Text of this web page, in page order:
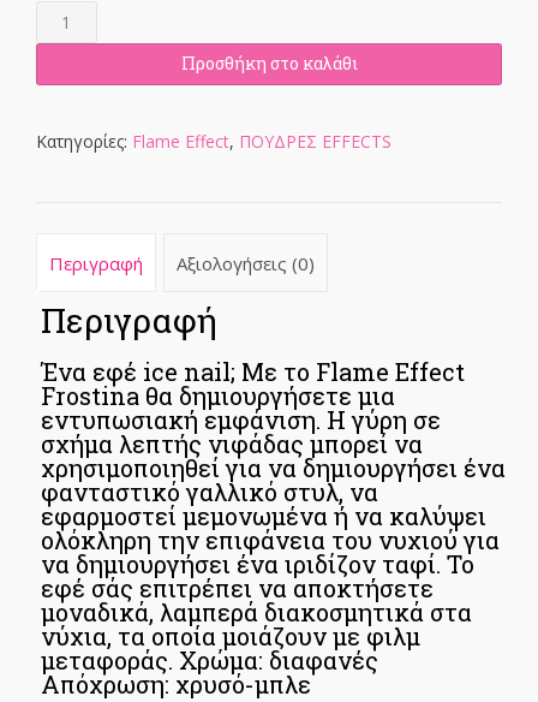
FLAME
EFFECT
0,3G
Προσθήκη στο καλάθι
Κατηγορίες: Flame Effect, ΠΟΥΔΡΕΣ EFFECTS
Περιγραφή Αξιολογήσεις (0)
Περιγραφή
Ένα εφέ ice nail; Με το Flame Effect
Frostina θα δημιουργήσετε μια
εντυπωσιακή εμφάνιση. Η γύρη σε
σχήμα λεπτής νιφάδας μπορεί να
χρησιμοποιηθεί για να δημιουργήσει ένα
φανταστικό γαλλικό στυλ, να
εφαρμοστεί μεμονωμένα ή να καλύψει
ολόκληρη την επιφάνεια του νυχιού για
να δημιουργήσει ένα ιριδίζον ταφί. Το
εφέ σάς επιτρέπει να αποκτήσετε
μοναδικά, λαμπερά διακοσμητικά στα
νύχια, τα οποία μοιάζουν με φιλμ
μεταφοράς. Χρώμα: διαφανές
Απόχρωση: χρυσό-μπλε